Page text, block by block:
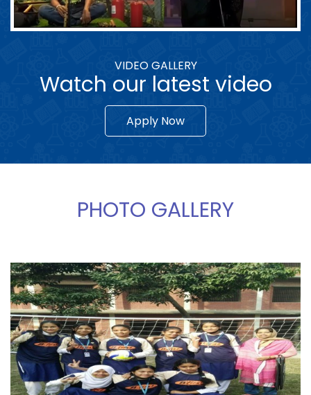
VIDEO GALLERY
Watch our latest video
Apply Now
PHOTO GALLERY